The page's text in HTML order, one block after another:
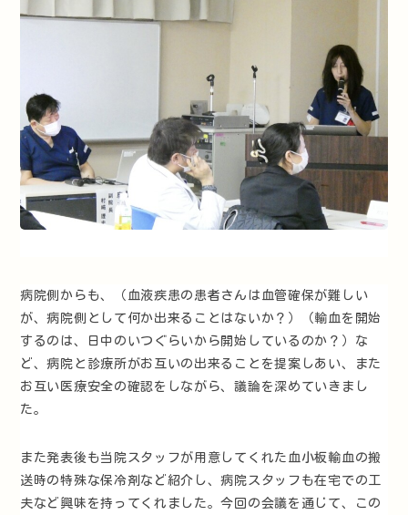
病院側からも、（血液疾患の患者さんは血管確保が難しい
が、病院側として何か出来ることはないか？）（輸血を開始
するのは、日中のいつぐらいから開始しているのか？）な
ど、病院と診療所がお互いの出来ることを提案しあい、また
お互い医療安全の確認をしながら、議論を深めていきまし
た。
また発表後も当院スタッフが用意してくれた血小板輸血の搬
送時の特殊な保冷剤など紹介し、病院スタッフも在宅での工
夫など興味を持ってくれました。今回の会議を通じて、この